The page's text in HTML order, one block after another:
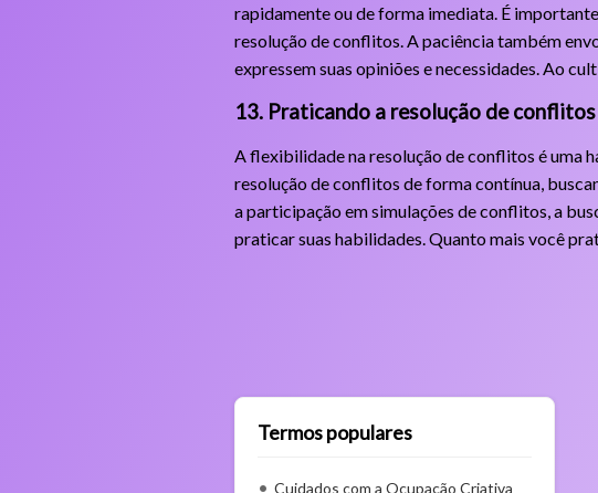
rapidamente ou de forma imediata. É
resolução de conflitos. A paciência também
expressem suas opiniões e necessidades. Ao
13. Praticando a resolução de
A flexibilidade na resolução de conflitos é uma
resolução de conflitos de forma contínua,
a participação em simulações de conflitos, a
praticar suas habilidades. Quanto mais você
Termos populares
Cuidados com a Ocupação Criativa